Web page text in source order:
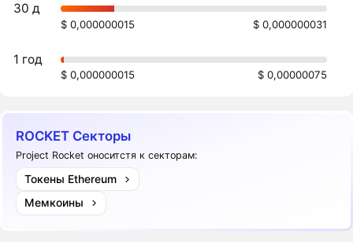
30 д
$ 0,000000015 $ 0,000000031
1 год
$ 0,000000015 $ 0,00000075
ROCKET Секторы
Project Rocket оноситстя к секторам:
Токены Ethereum
Мемкоины